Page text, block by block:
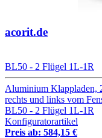
acorit.de
BL50 - 2 Flügel 1L-1R
Aluminium Klappladen,
rechts und links vom
BL50 - 2 Flügel 1L-1R
Konfiguratorartikel
Preis ab: 584,15 €